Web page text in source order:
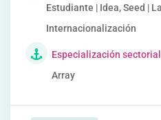
Estudiante | Idea, Seed |
Internacionalización
Especialización sectorial
Array